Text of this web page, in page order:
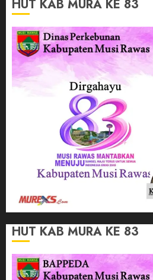
HUT KAB MURA KE 83
HUT KAB MURA KE 83